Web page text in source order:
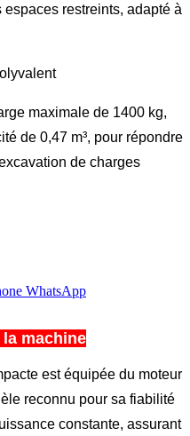
restreints, adapté à
maximale de 1400 kg,
de 0,47 m³, pour répondre
de charges
WhatsApp
machine
est équipée du moteur
reconnu pour sa fiabilité
constante, assurant